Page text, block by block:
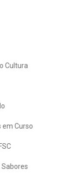
Cultura
em Curso